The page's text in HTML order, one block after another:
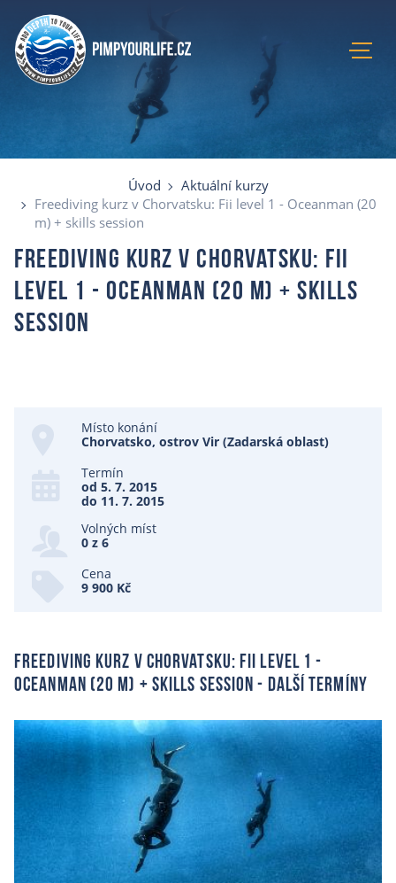
Recenze
O mně
E-shop
Úvod
Aktuální kurzy
Freediving kurz v Chorvatsku: Fii level 1 - Oceanman (20
m) + skills session
Freediving kurz v Chorvatsku: Fii
level 1 - Oceanman (20 m) + skills
session
Místo konání
Chorvatsko, ostrov Vir (Zadarská oblast)
Termín
od 5. 7. 2015
do 11. 7. 2015
Volných míst
0 z 6
Cena
9 900 Kč
Freediving kurz v Chorvatsku: Fii level 1 -
Oceanman (20 m) + skills session - další termíny